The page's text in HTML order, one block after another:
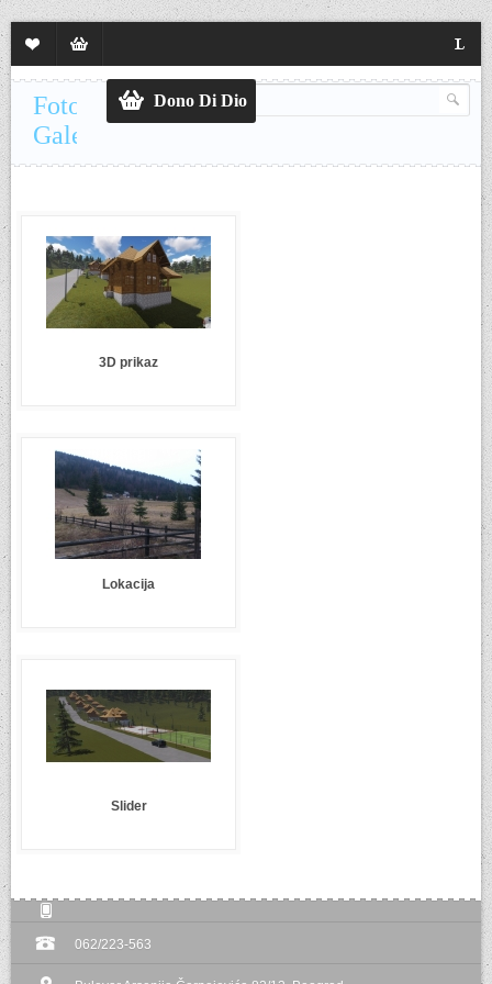
želja
korpe
Dono Di Dio
Foto
Galerija
3D prikaz
Lokacija
Slider
062/223-563